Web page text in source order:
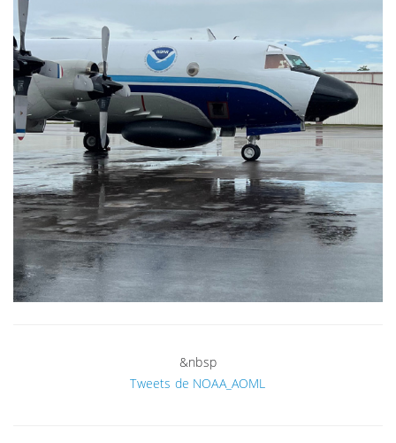
&nbsp
Tweets de NOAA_AOML